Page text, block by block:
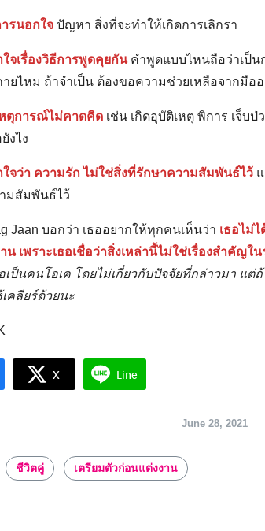
รนอกใจ ปัญหา สิ่งที่จะทำให้เกิดการเลิกรา
จเรื่องวิธีการพูดคุยกันคำพูดแบบไหนถือว่าเป็น
ายไหม ถ้าจำเป็น ต้องขอความช่วยเหลือจากมือ
หตุการณ์ไม่คาดคิด เช่น เกิดอุบัติเหตุ พิการ เจ็บ
งไง
ใจว่า ความรัก ไม่ใช่สิ่งที่รักษาความสัมพันธ์ไว้
มสัมพันธ์ไว้
Jaan บอกว่า เธออยากให้ทุกคนเห็นว่า เธอไม่
เพราะเธอเชื่อว่าสิ่งเหล่านี้ไม่ใช่เรื่องสำคัญใน
เป็นคนโอเค โดยไม่เกี่ยวกับปัจจัยที่กล่าวมา แ
คลียร์ด้วยนะ
X Line
June 28, 2021
ชีวิตคู่ เตรียมตัวก่อนแต่งงาน